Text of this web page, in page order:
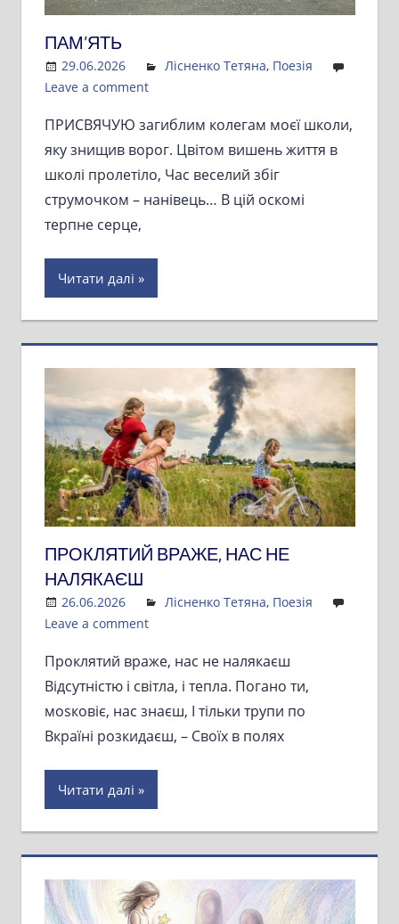
ПАМ’ЯТЬ
29.06.2026 Admin
Лісненко Тетяна, Поезія
Leave a comment
ПРИСВЯЧУЮ загиблим колегам моєї школи,
яку знищив ворог. Цвітом вишень життя в
школі пролетіло, Час веселий збіг
струмочком – нанівець… В цій оскомі
терпне серце,
Читати далі
ПРОКЛЯТИЙ ВРАЖЕ, НАС НЕ
НАЛЯКАЄШ
26.06.2026 Admin
Лісненко Тетяна, Поезія
Leave a comment
Проклятий враже, нас не налякаєш
Відсутністю і світла, і тепла. Погано ти,
моsковіє, нас знаєш, І тільки трупи по
Вкраїні розкидаєш, – Своїх в полях
Читати далі